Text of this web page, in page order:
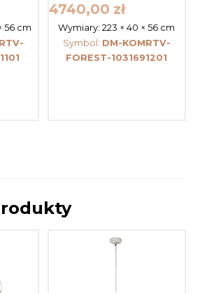
56 cm
4740,00 zł
Wymiary:223 × 40 × 56 cm
Symbol: DM-KOMRTV-
FOREST-1031691201